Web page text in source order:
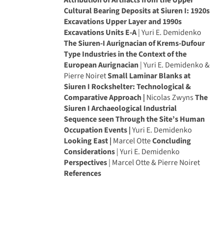
Cultural Bearing Deposits at Siuren I: 1920s
Excavations Upper Layer and 1990s
Excavations Units E-A| Yuri E. Demidenko
The Siuren-I Aurignacian of Krems-Dufour
Type Industries in the Context of the
European Aurignacian| Yuri E. Demidenko &
Pierre NoiretSmall Laminar Blanks at
Siuren I Rockshelter: Technological &
Comparative Approach | Nicolas ZwynsThe
Siuren I Archaeological Industrial
Sequence seen Through the Site’s Human
Occupation Events |Yuri E. Demidenko
Looking East | Marcel OtteConcluding
Considerations| Yuri E. Demidenko
Perspectives| Marcel Otte & Pierre Noiret
References